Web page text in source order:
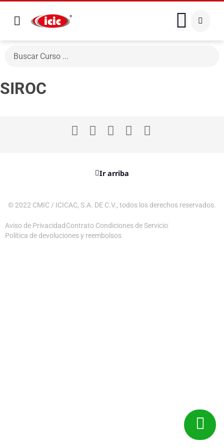
SIROC
Ir arriba
© 2022 CMIC / ICICAC, S.A. DE C.V., todos los derechos reservados.
Aviso de Privacidad Contrato Condiciones de Servicio
Política de devoluciones y reembolsos